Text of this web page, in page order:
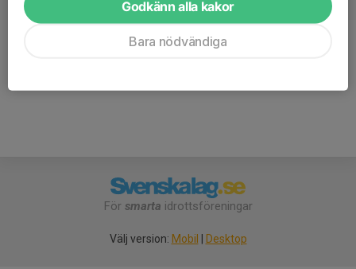
För smarta idrottsföreningar
Välj version: Mobil Desktop
Godkänn alla kakor
Bara nödvändiga